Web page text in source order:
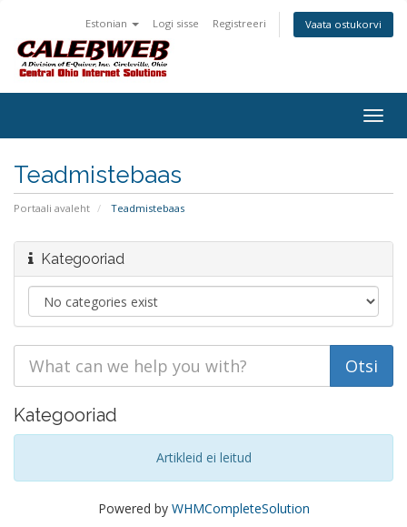
Estonian Logi sisse Registreeri Vaata ostukorvi
Teadmistebaas
Portaali avaleht Teadmistebaas
Kategooriad
Kategooriad
Artikleid ei leitud
Powered by WHMCompleteSolution